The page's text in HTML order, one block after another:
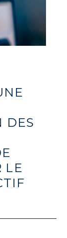
DES
LE